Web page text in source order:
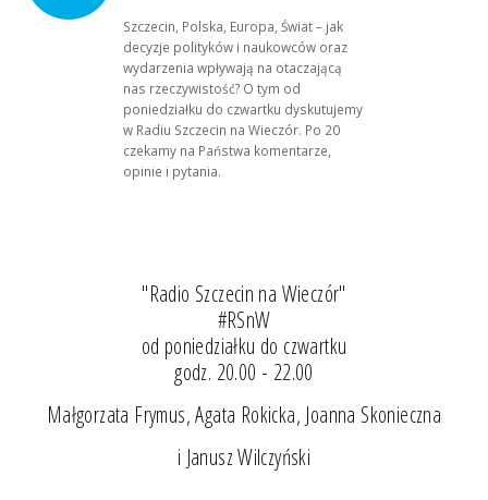
Szczecin, Polska, Europa, Świat – jak
decyzje polityków i naukowców oraz
wydarzenia wpływają na otaczającą
nas rzeczywistość? O tym od
poniedziałku do czwartku dyskutujemy
w Radiu Szczecin na Wieczór. Po 20
czekamy na Państwa komentarze,
opinie i pytania.
"Radio Szczecin na Wieczór"
#RSnW
od poniedziałku do czwartku
godz. 20.00 - 22.00
Małgorzata Frymus, Agata Rokicka, Joanna Skonieczna
i Janusz Wilczyński